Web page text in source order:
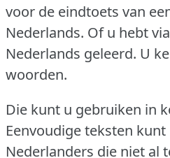
voor de eindtoets van
Nederlands. Of u hebt
Nederlands geleerd. U
woorden.
Die kunt u gebruiken in
Eenvoudige teksten kunt
Nederlanders die niet al